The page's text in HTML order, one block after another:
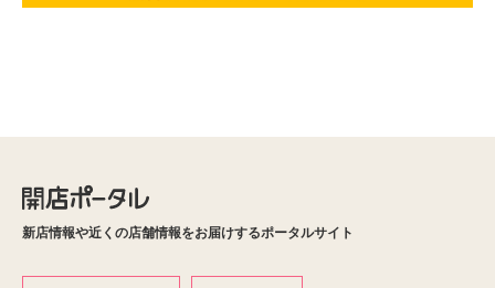
新店情報や近くの店舗情報をお届けするポータルサイト